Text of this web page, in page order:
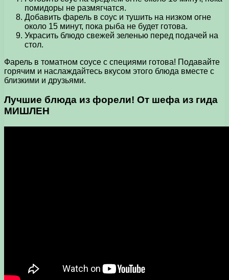
помидоры не размягчатся.
Добавить фарель в соус и тушить на низком огне
около 15 минут, пока рыба не будет готова.
Украсить блюдо свежей зеленью перед подачей на
стол.
Фарель в томатном соусе с специями готова! Подавайте
горячим и наслаждайтесь вкусом этого блюда вместе с
близкими и друзьями.
Лучшие блюда из форели! От шефа из гида
МИШЛЕН